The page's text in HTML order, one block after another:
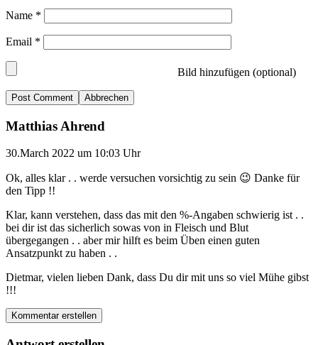
Name *
Email *
Bild hinzufügen (optional)
Abbrechen
Matthias Ahrend
30.March 2022 um 10:03 Uhr
Ok, alles klar . . werde versuchen vorsichtig zu sein 😉 Danke für
den Tipp !!
Klar, kann verstehen, dass das mit den %-Angaben schwierig ist . .
bei dir ist das sicherlich sowas von in Fleisch und Blut
übergegangen . . aber mir hilft es beim Üben einen guten
Ansatzpunkt zu haben . .
Dietmar, vielen lieben Dank, dass Du dir mit uns so viel Mühe gibst
!!!
Kommentar erstellen